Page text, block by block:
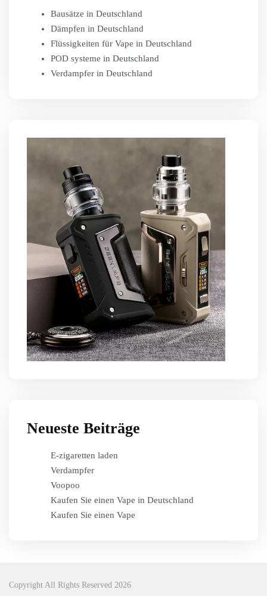
Bausätze in Deutschland
Dämpfen in Deutschland
Flüssigkeiten für Vape in Deutschland
POD systeme in Deutschland
Verdampfer in Deutschland
Neueste Beiträge
E-zigaretten laden
Verdampfer
Voopoo
Kaufen Sie einen Vape in Deutschland
Kaufen Sie einen Vape
Copyright All Rights Reserved 2026